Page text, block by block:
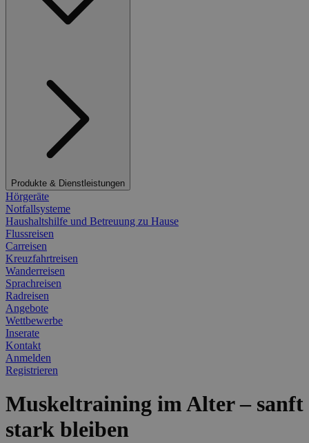
Produkte & Dienstleistungen
Hörgeräte
Notfallsysteme
Haushaltshilfe und Betreuung zu Hause
Flussreisen
Carreisen
Kreuzfahrtreisen
Wanderreisen
Sprachreisen
Radreisen
Angebote
Wettbewerbe
Inserate
Kontakt
Anmelden
Registrieren
Muskeltraining im Alter – sanft
stark bleiben